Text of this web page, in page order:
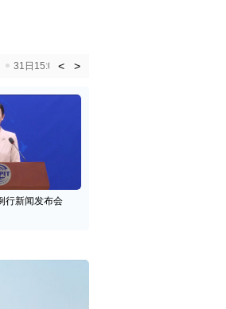
31日15:00 国新办就加快推动“十五五”时期退役
< >
行新闻发布会